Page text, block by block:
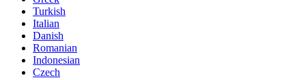
Turkish
Italian
Danish
Romanian
Indonesian
Czech